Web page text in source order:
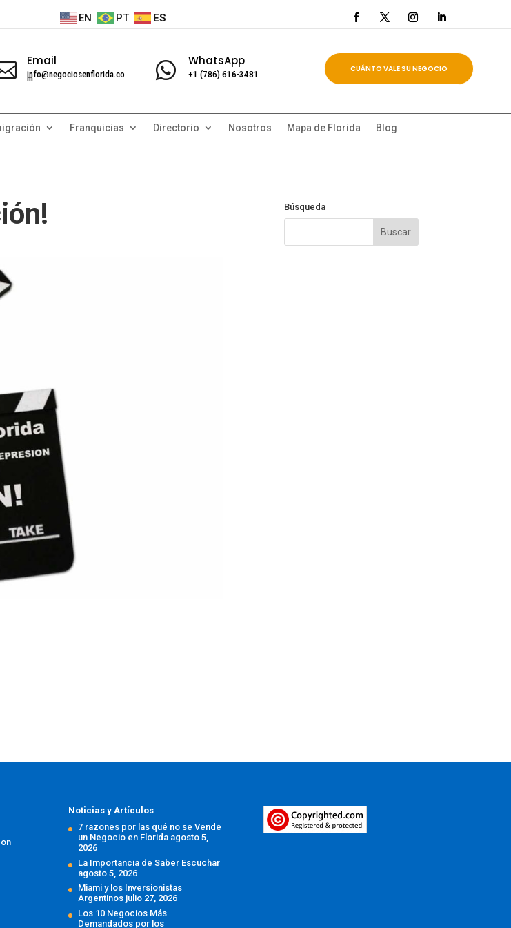
EN PT ES
Email
info@negociosenflorida.co
m  WhatsApp
+1 (786) 616-3481
CUÁNTO VALE SU NEGOCIO
Franquicias Directorio Nosotros Mapa de Florida
Blog
Búsqueda
Noticias y Artículos
7 razones por las qué no se Vende
un Negocio en Florida agosto 5,
2026
La Importancia de Saber Escuchar
agosto 5, 2026
Miami y los Inversionistas
Argentinos julio 27, 2026
Los 10 Negocios Más
Demandados por los